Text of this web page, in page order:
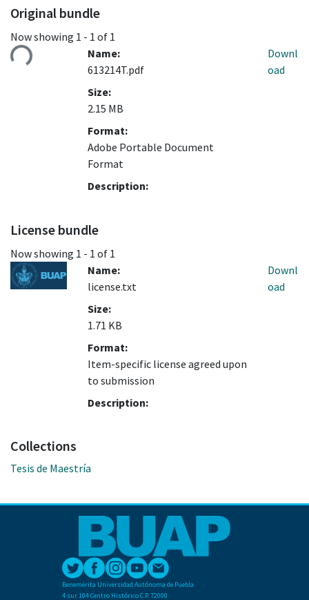
Original bundle
Now showing 1 - 1 of 1
Loading...
Name:
613214T.pdf
Size:
2.15 MB
Format:
Adobe Portable Document
Format
Description:
Downl
oad
License bundle
Now showing 1 - 1 of 1
Name:
license.txt
Size:
1.71 KB
Format:
Item-specific license agreed upon
to submission
Description:
Downl
oad
Collections
Tesis de Maestría
Benemérita Universidad Autónoma de Puebla
4 sur 104 Centro Histórico C.P. 72000